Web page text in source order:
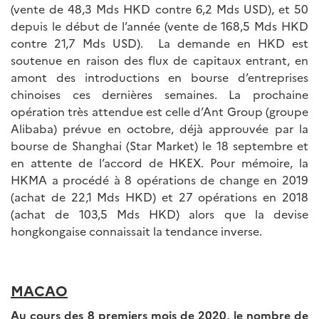
(vente de 48,3 Mds HKD contre 6,2 Mds USD), et 50
depuis le début de l’année (vente de 168,5 Mds HKD
contre 21,7 Mds USD). La demande en HKD est
soutenue en raison des flux de capitaux entrant, en
amont des introductions en bourse d’entreprises
chinoises ces dernières semaines. La prochaine
opération très attendue est celle d’Ant Group (groupe
Alibaba) prévue en octobre, déjà approuvée par la
bourse de Shanghai (Star Market) le 18 septembre et
en attente de l’accord de HKEX. Pour mémoire, la
HKMA a procédé à 8 opérations de change en 2019
(achat de 22,1 Mds HKD) et 27 opérations en 2018
(achat de 103,5 Mds HKD) alors que la devise
hongkongaise connaissait la tendance inverse.
MACAO
Au cours des 8 premiers mois de 2020, le nombre de